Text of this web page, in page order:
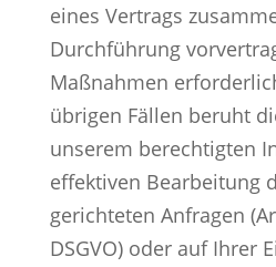
eines Vertrags
Durchführung
Maßnahmen
übrigen Fällen beruht
unserem berechtigten
effektiven Bearbeitung
gerichteten Anfragen
DSGVO) oder auf Ihrer